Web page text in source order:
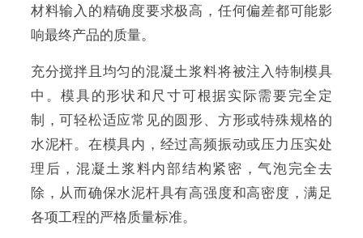
材料输入的精确度要求极高，任何偏差都可能影
响最终产品的质量。
充分搅拌且均匀的混凝土浆料将被注入特制模具
中。模具的形状和尺寸可根据实际需要完全定
制，可轻松适应常见的圆形、方形或特殊规格的
水泥杆。在模具内，经过高频振动或压力压实处
理后，混凝土浆料内部结构紧密，气泡完全去
除，从而确保水泥杆具有高强度和高密度，满足
各项工程的严格质量标准。